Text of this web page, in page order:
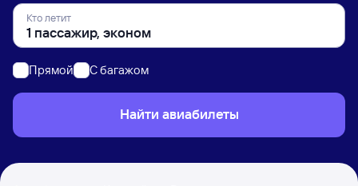
Кто летит
Прямой C багажом
Найти авиабилеты